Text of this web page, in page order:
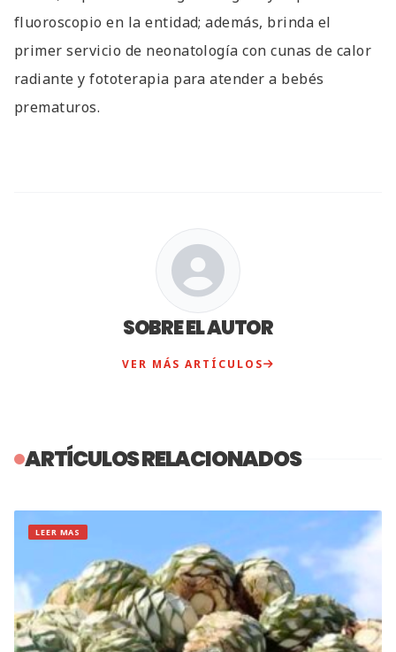
fluoroscopio en la entidad; además, brinda el
primer servicio de neonatología con cunas de calor
radiante y fototerapia para atender a bebés
prematuros.
SOBRE EL AUTOR
VER MÁS ARTÍCULOS
ARTÍCULOS RELACIONADOS
LEER MAS